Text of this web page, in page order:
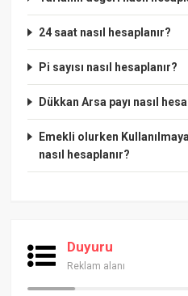
24 saat nasıl hesaplanır?
Pi sayısı nasıl hesaplanır?
Dükkan Arsa payı nasıl
Emekli olurken
nasıl hesaplanır?
Duyuru
Reklam alanı